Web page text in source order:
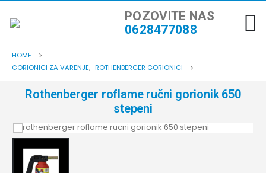
POZOVITE NAS
0628477088
HOME
GORIONICI ZA VARENJE, ROTHENBERGER GORIONICI
Rothenberger roflame ručni gorionik 650
stepeni